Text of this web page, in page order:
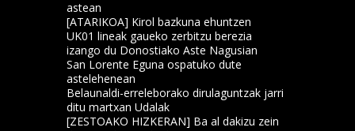
astean
[ATARIKOA] Kirol bazkuna ehuntzen
UK01 lineak gaueko zerbitzu berezia
izango du Donostiako Aste Nagusian
San Lorente Eguna ospatuko dute
astelehenean
Belaunaldi-erreleborako dirulaguntzak jarri
ditu martxan Udalak
[ZESTOAKO HIZKERAN] Ba al dakizu zein